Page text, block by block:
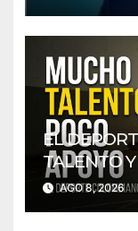
EL
TALENTO
AGO 8, 2026